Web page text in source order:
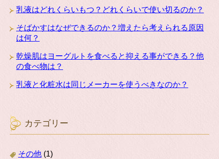
乳液はどれくらいもつ？どれくらいで使い切るのか？
そばかすはなぜできるのか？増えたら考えられる原因
は何？
乾燥肌はヨーグルトを食べると抑える事ができる？他
の食べ物は？
乳液と化粧水は同じメーカーを使うべきなのか？
カテゴリー
その他 (1)